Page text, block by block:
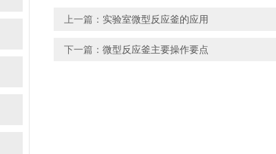
上一篇： 实验室微型反应釜的应用
下一篇： 微型反应釜主要操作要点